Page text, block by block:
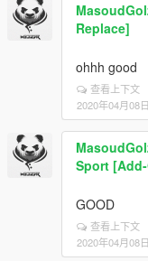
Replace]
ohhh good
查看上下文
2020年04月08日
Sport
GOOD
查看上下文
2020年04月08日